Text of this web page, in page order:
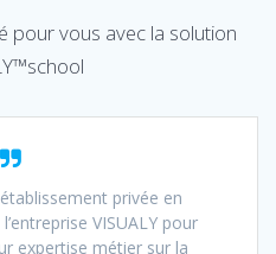
pour vous avec la solution
privée en
VISUALY pour
expertise métier sur la